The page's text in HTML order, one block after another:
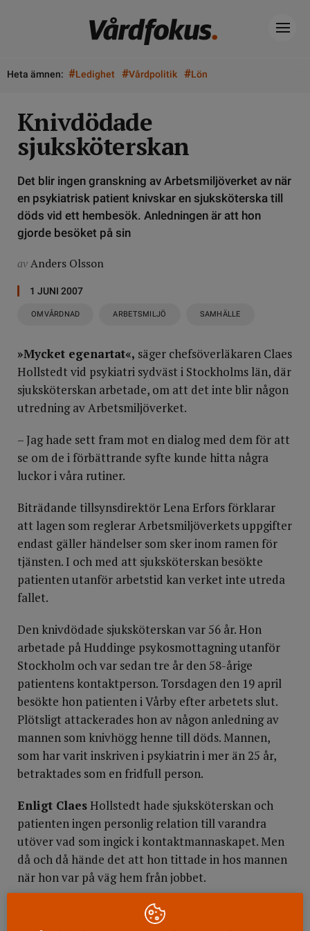
Heta ämnen: #Ledighet #Vårdpolitik #Lön
Knivdödade
sjuksköterskan
Det blir ingen granskning av Arbetsmiljöverket av när
en psykiatrisk patient knivskar en sjuksköterska till
döds vid ett hembesök. Anledningen är att hon
gjorde besöket på sin
av Anders Olsson
1 JUNI 2007
OMVÅRDNAD ARBETSMILJÖ SAMHÄLLE
»Mycket egenartat«, säger chefsöverläkaren Claes
Hollstedt vid psykiatri sydväst i Stockholms län, där
sjuksköterskan arbetade, om att det inte blir någon
utredning av Arbetsmiljöverket.
– Jag hade sett fram mot en dialog med dem för att
se om de i förbättrande syfte kunde hitta några
luckor i våra rutiner.
Biträdande tillsynsdirektör Lena Erfors förklarar
att lagen som reglerar Arbetsmiljöverkets uppgifter
endast gäller händelser som sker inom ramen för
tjänsten. I och med att sjuksköterskan besökte
patienten utanför arbetstid kan verket inte utreda
fallet.
Den knivdödade sjuksköterskan var 56 år. Hon
arbetade på Huddinge psykosmottagning utanför
Stockholm och var sedan tre år den 58-årige
patientens kontaktperson. Torsdagen den 19 april
besökte hon patienten i Vårby efter arbetets slut.
Plötsligt attackerades hon av någon anledning av
mannen som knivhögg henne till döds. Mannen,
som har varit inskriven i psykiatrin i mer än 25 år,
betraktades som en fridfull person.
Enligt ClaesHollstedt hade sjuksköterskan och
patienten ingen personlig relation till varandra
utöver vad som ingick i kontaktmannaskapet. Men
då och då hände det att hon tittade in hos mannen
när hon var på väg hem från jobbet.
På psykosmottagningen i Huddinge är det rutin att
alltid vara två vid hembesök. Men ibland frångås